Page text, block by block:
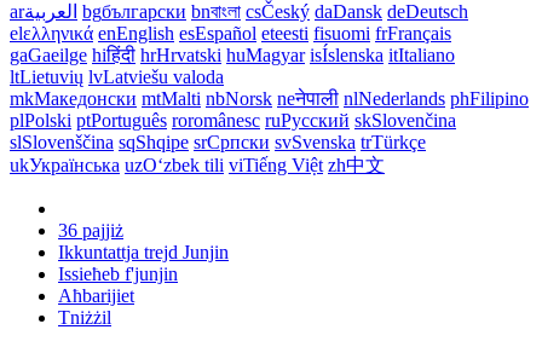
arالعربية bgбългарски bnবাংলা csČeský daDansk deDeutsch
elελληνικά enEnglish esEspañol eteesti fisuomi frFrançais
gaGaeilge hiहिंदी hrHrvatski huMagyar isÍslenska itItaliano
ltLietuvių lvLatviešu valoda
mkМакедонски mtMalti nbNorsk neनेपाली nlNederlands phFilipino
plPolski ptPortuguês roromânesc ruРусский skSlovenčina
slSlovenščina sqShqipe srСрпски svSvenska trTürkçe
ukУкраїнська uzOʻzbek tili viTiếng Việt zh中文
36 pajjiż
Ikkuntattja trejd Junjin
Issieħeb f'junjin
Aħbarijiet
Tniżżil